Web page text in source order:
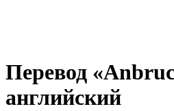
Перевод
английский